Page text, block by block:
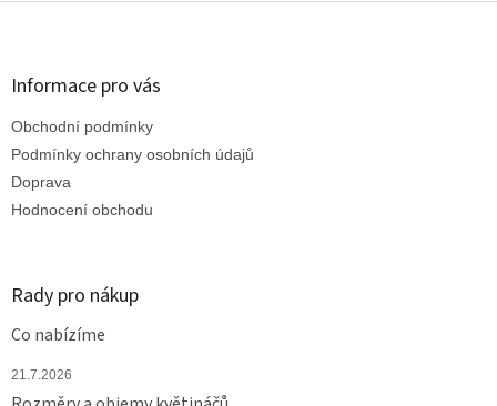
Z
Informace pro vás
Obchodní podmínky
Podmínky ochrany osobních údajů
Doprava
Hodnocení obchodu
Rady pro nákup
Co nabízíme
21.7.2026